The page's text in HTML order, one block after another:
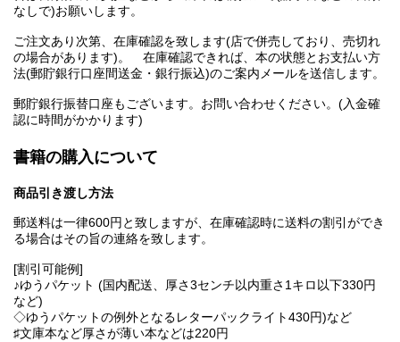
なしで)お願いします。
ご注文あり次第、在庫確認を致します(店で併売しており、売切れ
の場合があります)。 在庫確認できれば、本の状態とお支払い方
法(郵貯銀行口座間送金・銀行振込)のご案内メールを送信します。
郵貯銀行振替口座もございます。お問い合わせください。(入金確
認に時間がかかります)
書籍の購入について
商品引き渡し方法
郵送料は一律600円と致しますが、在庫確認時に送料の割引ができ
る場合はその旨の連絡を致します。
[割引可能例]
♪ゆうパケット (国内配送、厚さ3センチ以内重さ1キロ以下330円
など)
◇ゆうパケットの例外となるレターパックライト430円)など
♯文庫本など厚さが薄い本などは220円